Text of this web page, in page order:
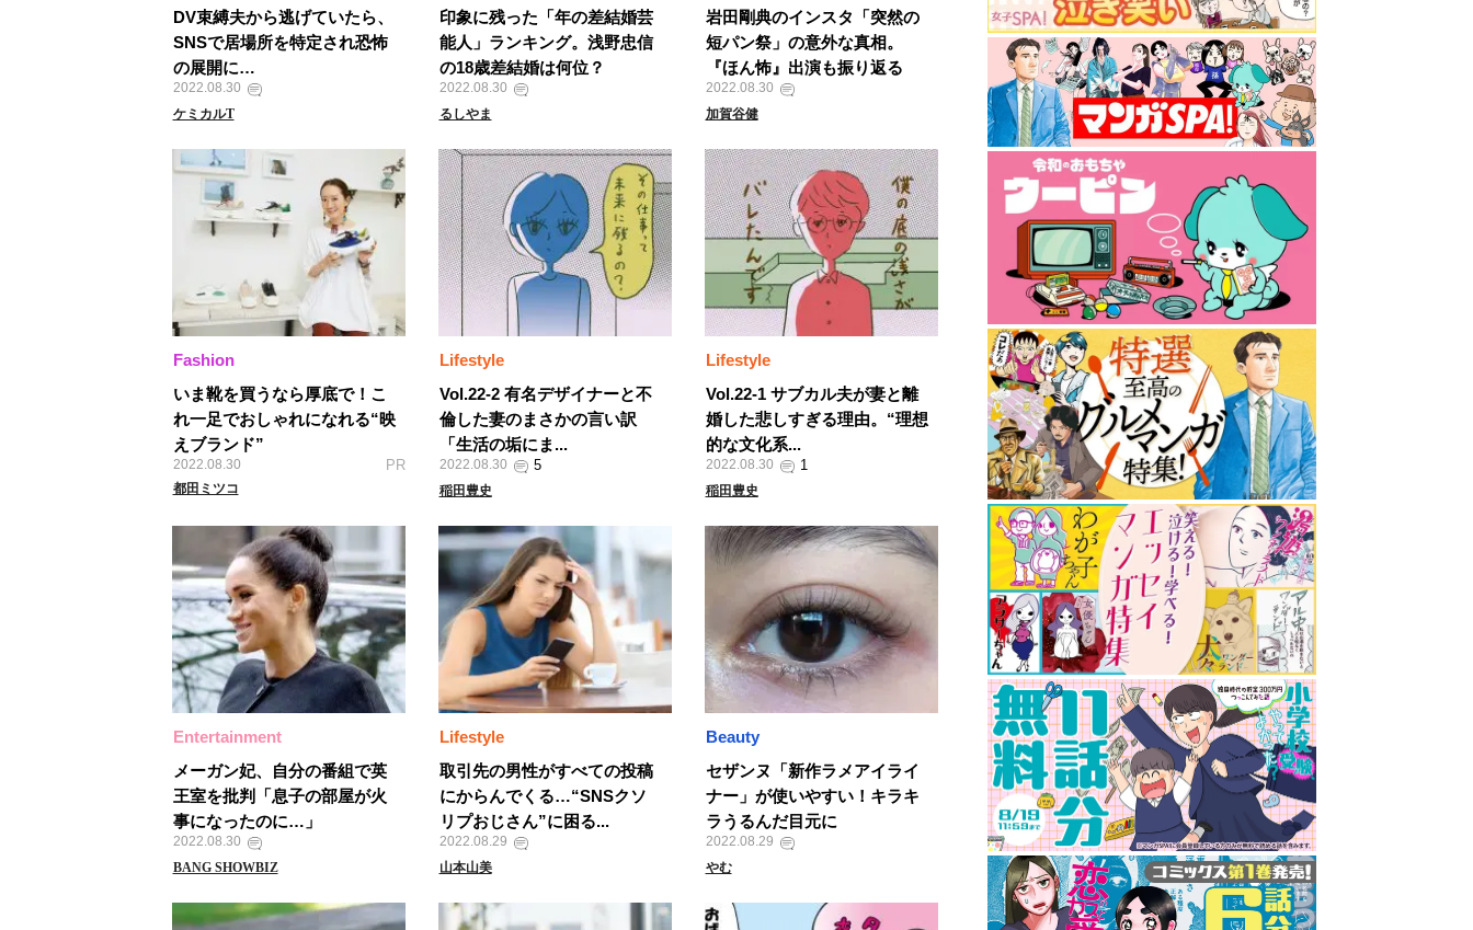
DV束縛夫から逃げていたら、
SNSで居場所を特定され恐怖
の展開に…
2022.08.30
ケミカルT
印象に残った「年の差結婚芸
能人」ランキング。浅野忠信
の18歳差結婚は何位？
2022.08.30
るしやま
岩田剛典のインスタ「突然の
短パン祭」の意外な真相。
『ほん怖』出演も振り返る
2022.08.30
加賀谷健
Fashion
いま靴を買うなら厚底で！こ
れ一足でおしゃれになれる“映
えブランド”
2022.08.30 PR
都田ミツコ
Lifestyle
Vol.22-2 有名デザイナーと不
倫した妻のまさかの言い訳
「生活の垢にま...
2022.08.30
稲田豊史
Lifestyle
Vol.22-1 サブカル夫が妻と離
婚した悲しすぎる理由。“理想
的な文化系...
2022.08.30
稲田豊史
Entertainment
メーガン妃、自分の番組で英
王室を批判「息子の部屋が火
事になったのに…」
2022.08.30
BANG SHOWBIZ
Lifestyle
取引先の男性がすべての投稿
にからんでくる…“SNSクソ
リプおじさん”に困る...
2022.08.29
山本山美
Beauty
セザンヌ「新作ラメアイライ
ナー」が使いやすい！キラキ
ラうるんだ目元に
2022.08.29
やむ